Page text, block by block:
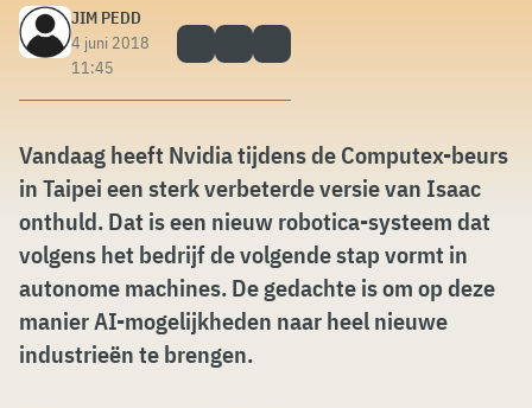
JIM PEDD
4 juni 2018
11:45
Vandaag heeft Nvidia tijdens de Computex-beurs
in Taipei een sterk verbeterde versie van Isaac
onthuld. Dat is een nieuw robotica-systeem dat
volgens het bedrijf de volgende stap vormt in
autonome machines. De gedachte is om op deze
manier AI-mogelijkheden naar heel nieuwe
industrieën te brengen.